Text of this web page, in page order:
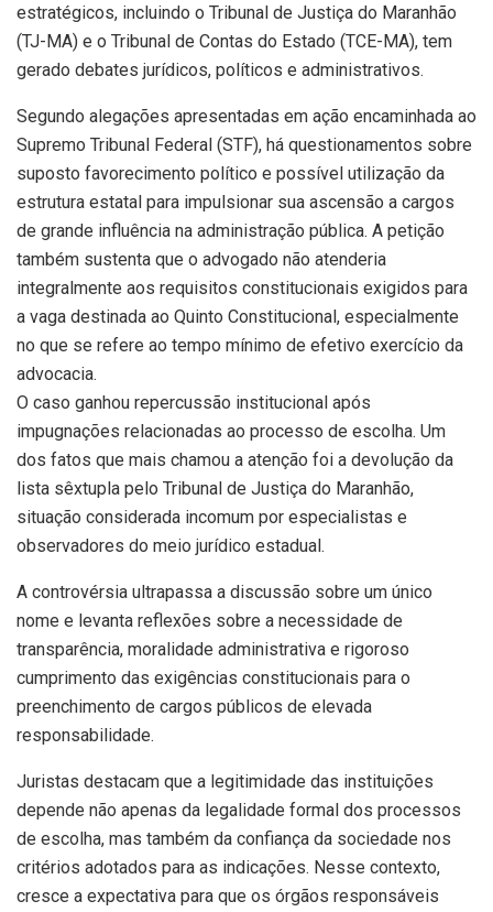
estratégicos, incluindo o Tribunal de Justiça do Maranhão
(TJ-MA) e o Tribunal de Contas do Estado (TCE-MA), tem
gerado debates jurídicos, políticos e administrativos.
Segundo alegações apresentadas em ação encaminhada ao
Supremo Tribunal Federal (STF), há questionamentos sobre
suposto favorecimento político e possível utilização da
estrutura estatal para impulsionar sua ascensão a cargos
de grande influência na administração pública. A petição
também sustenta que o advogado não atenderia
integralmente aos requisitos constitucionais exigidos para
a vaga destinada ao Quinto Constitucional, especialmente
no que se refere ao tempo mínimo de efetivo exercício da
advocacia.
O caso ganhou repercussão institucional após
impugnações relacionadas ao processo de escolha. Um
dos fatos que mais chamou a atenção foi a devolução da
lista sêxtupla pelo Tribunal de Justiça do Maranhão,
situação considerada incomum por especialistas e
observadores do meio jurídico estadual.
A controvérsia ultrapassa a discussão sobre um único
nome e levanta reflexões sobre a necessidade de
transparência, moralidade administrativa e rigoroso
cumprimento das exigências constitucionais para o
preenchimento de cargos públicos de elevada
responsabilidade.
Juristas destacam que a legitimidade das instituições
depende não apenas da legalidade formal dos processos
de escolha, mas também da confiança da sociedade nos
critérios adotados para as indicações. Nesse contexto,
cresce a expectativa para que os órgãos responsáveis